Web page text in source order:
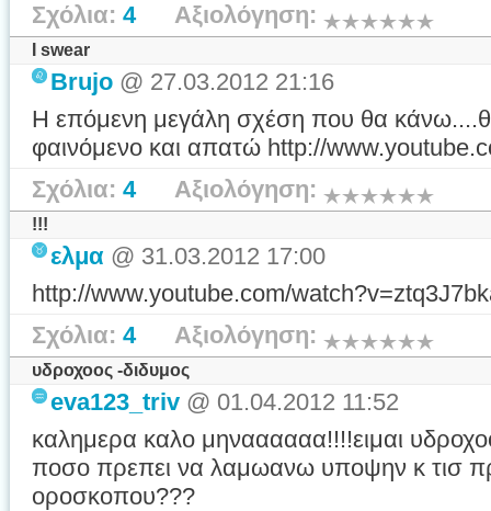
Σχόλια: 4Αξιολόγηση:
I swear
Brujo @ 27.03.2012 21:16
Η επόμενη μεγάλη σχέση που θα
φαινόμενο και απατώ http://
Σχόλια: 4Αξιολόγηση:
!!!
ελμα @ 31.03.2012 17:00
http://www.youtube.com/
Σχόλια: 4Αξιολόγηση:
υδροχοος -διδυμος
eva123_triv @ 01.04.2012 11:52
καλημερα καλο μηναααααα!!!!ειμαι
ποσο πρεπει να λαμωανω υποψην κ τισ
οροσκοπου???